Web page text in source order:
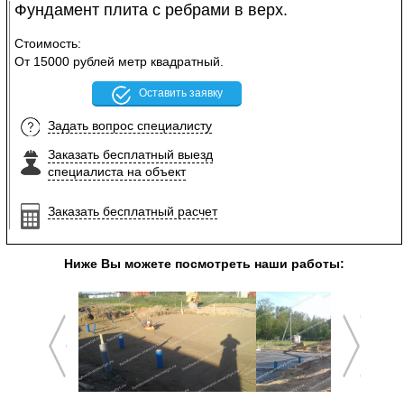
Фундамент плита с ребрами в верх.
Стоимость:
От 15000 рублей метр квадратный.
Оставить заявку
Задать вопрос специалисту
Заказать бесплатный выезд
специалиста на объект
Заказать бесплатный расчет
Ниже Вы можете посмотреть наши работы: